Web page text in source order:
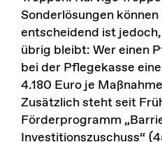
Sonderlösungen
entscheidend ist
übrig bleibt: Wer einen
bei der Pflegekasse
4.180 Euro je
Zusätzlich steht seit
Förderprogramm
Investitionszuschuss“